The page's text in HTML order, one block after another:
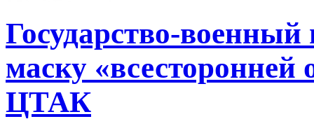
Государство-
маску
ЦТАК